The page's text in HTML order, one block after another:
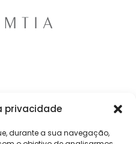
privacidade
durante a sua navegação,